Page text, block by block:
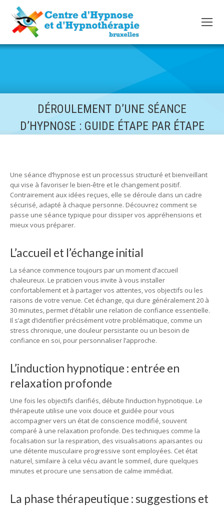
DÉROULEMENT D’UNE SÉANCE
D’HYPNOSE : GUIDE ÉTAPE PAR ÉTAPE
Une séance d’hypnose est un processus structuré et bienveillant
qui vise à favoriser le bien-être et le changement positif.
Contrairement aux idées reçues, elle se déroule dans un cadre
sécurisé, adapté à chaque personne. Découvrez comment se
passe une séance typique pour dissiper vos appréhensions et
mieux vous préparer.
L’accueil et l’échange initial
La séance commence toujours par un moment d’accueil
chaleureux. Le praticien vous invite à vous installer
confortablement et à partager vos attentes, vos objectifs ou les
raisons de votre venue. Cet échange, qui dure généralement 20 à
30 minutes, permet d’établir une relation de confiance essentielle.
Il s’agit d’identifier précisément votre problématique, comme un
stress chronique, une douleur persistante ou un besoin de
confiance en soi, pour personnaliser l’approche.
L’induction hypnotique : entrée en
relaxation profonde
Une fois les objectifs clarifiés, débute l’induction hypnotique. Le
thérapeute utilise une voix douce et guidée pour vous
accompagner vers un état de conscience modifié, souvent
comparé à une relaxation profonde. Des techniques comme la
focalisation sur la respiration, des visualisations apaisantes ou
une détente musculaire progressive sont employées. Cet état
naturel, similaire à celui vécu avant le sommeil, dure quelques
minutes et procure une sensation de calme immédiat.
La phase thérapeutique : suggestions et